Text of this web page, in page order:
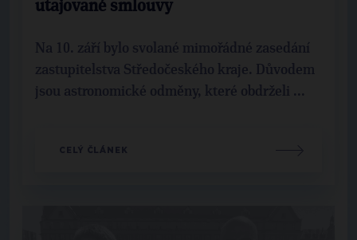
utajované smlouvy
Na 10. září bylo svolané mimořádné zasedání
zastupitelstva Středočeského kraje. Důvodem
jsou astronomické odměny, které obdrželi ...
CELÝ ČLÁNEK